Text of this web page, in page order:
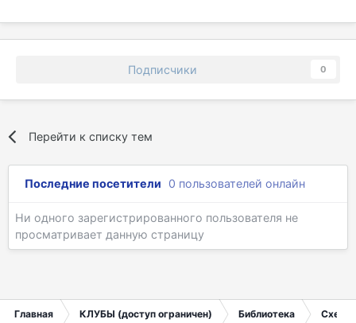
Подписчики 0
Перейти к списку тем
Последние посетители 0 пользователей онлайн
Ни одного зарегистрированного пользователя не
просматривает данную страницу
Главная КЛУБЫ (доступ ограничен) Библиотека Схемы